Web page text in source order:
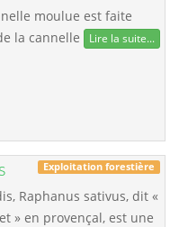
moulue est faite
la cannelle
Lire la suite...
Exploitation forestière
Raphanus sativus, dit «
» en provençal, est une